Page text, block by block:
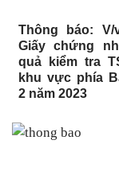
Thông báo: V/
Giấy chứng
quả kiểm tra
khu vực phía
2 năm 2023